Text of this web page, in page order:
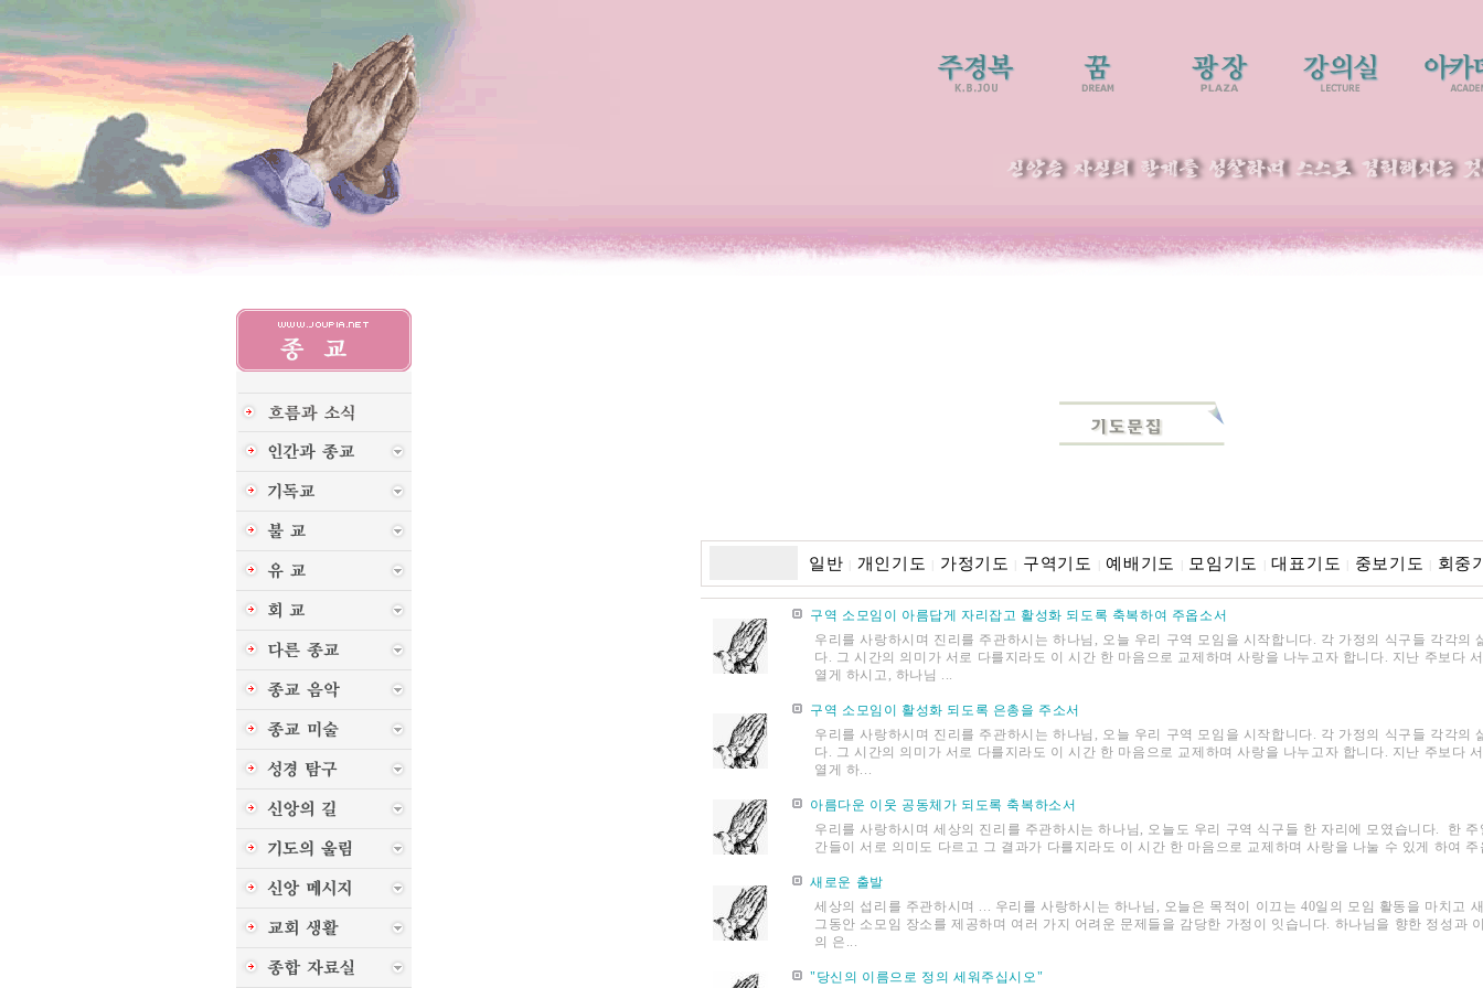
일반 개인기도 가정기도 구역기도 예배기도 모임기도 대표기도 중보기도 회중
구역 소모임이 아름답게 자리잡고 활성화 되도록 축복하여 주옵소서
우리를 사랑하시며 진리를 주관하시는 하나님, 오늘 우리 구역 모임을 시작합니다. 각 가정의 식구들 각각의
다. 그 시간의 의미가 서로 다를지라도 이 시간 한 마음으로 교제하며 사랑을 나누고자 합니다. 지난 주보다
열게 하시고, 하나님 ...
구역 소모임이 활성화 되도록 은총을 주소서
우리를 사랑하시며 진리를 주관하시는 하나님, 오늘 우리 구역 모임을 시작합니다. 각 가정의 식구들 각각의
다. 그 시간의 의미가 서로 다를지라도 이 시간 한 마음으로 교제하며 사랑을 나누고자 합니다. 지난 주보다
열게 하...
아름다운 이웃 공동체가 되도록 축복하소서
우리를 사랑하시며 세상의 진리를 주관하시는 하나님, 오늘도 우리 구역 식구들 한 자리에 모였습니다. 한
간들이 서로 의미도 다르고 그 결과가 다를지라도 이 시간 한 마음으로 교제하며 사랑을 나눌 수 있게 하여
새로운 출발
세상의 섭리를 주관하시며 ... 우리를 사랑하시는 하나님, 오늘은 목적이 이끄는 40일의 모임 활동을 마치고
그동안 소모임 장소를 제공하며 여러 가지 어려운 문제들을 감당한 가정이 잇습니다. 하나님을 향한 정성과
의 은...
"당신의 이름으로 정의 세워주십시오"